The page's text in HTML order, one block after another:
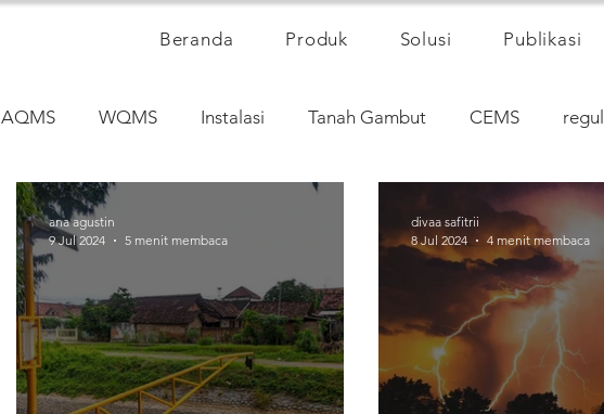
Beranda Produk Solusi Publikasi
AQMS WQMS Instalasi Tanah Gambut CEMS
ana agustin
9 Jul 2024
5 menit membaca
divaa safitrii
8 Jul 2024
4 menit membaca